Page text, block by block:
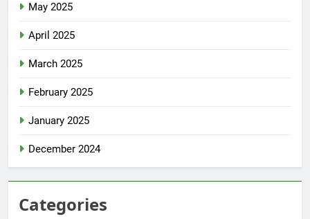
May 2025
April 2025
March 2025
February 2025
January 2025
December 2024
Categories